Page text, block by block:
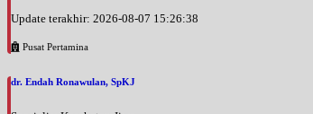
Update terakhir: 2026-08-07 15:26:38
Pusat Pertamina
dr. Endah Ronawulan, SpKJ